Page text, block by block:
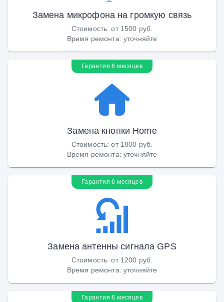
Замена микрофона на громкую связь
Стоимость:от 1500 руб.
Время ремонта: уточняйте
Гарантия 6 месяцев
Замена кнопки Home
Стоимость:от 1800 руб.
Время ремонта: уточняйте
Гарантия 6 месяцев
Замена антенны сигнала GPS
Стоимость:от 1200 руб.
Время ремонта: уточняйте
Гарантия 6 месяцев